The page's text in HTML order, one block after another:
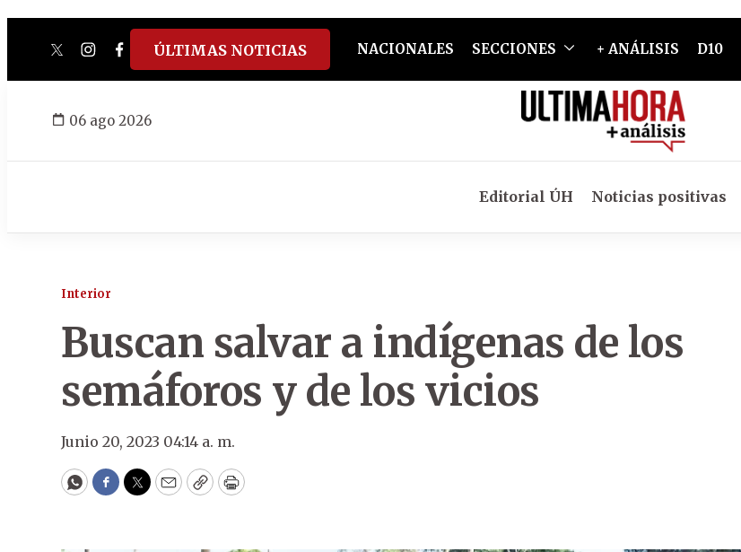
twitterinstagram
facebook
tiktokyoutube
spotify
ÚLTIMAS NOTICIAS NACIONALES SECCIONES + ANÁLISIS D10
06 ago 2026
Editorial ÚH Noticias positivas
Interior
Buscan salvar a indígenas de los
semáforos y de los vicios
Junio 20, 2023 04:14 a. m.
WhatsApp
Facebook
Twitter
EmailCopyPrint